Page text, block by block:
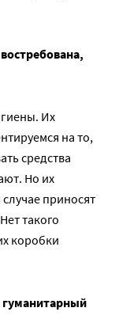
Их
на то,
средства
Но их
приносят
такого
коробки